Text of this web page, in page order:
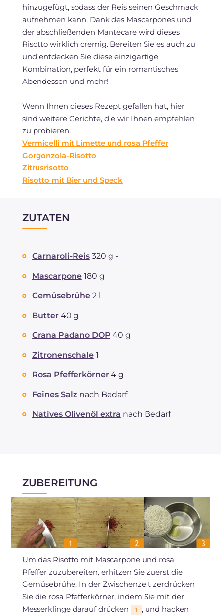
hinzugefügt, sodass der Reis seinen Geschmack
aufnehmen kann. Dank des Mascarpones und
der abschließenden Mantecare wird dieses
Risotto wirklich cremig. Bereiten Sie es auch zu
und entdecken Sie diese einzigartige
Kombination, perfekt für ein romantisches
Abendessen und mehr!
Wenn Ihnen dieses Rezept gefallen hat, hier
sind weitere Gerichte, die wir Ihnen empfehlen
zu probieren:
Vermicelli mit Limette und rosa Pfeffer
Gorgonzola-Risotto
Zitrusrisotto
Risotto mit Bier und Speck
ZUTATEN
Carnaroli-Reis 320 g -
Mascarpone 180 g
Gemüsebrühe 2 l
Butter 40 g
Grana Padano DOP 40 g
Zitronenschale 1
Rosa Pfefferkörner 4 g
Feines Salz nach Bedarf
Natives Olivenöl extra nach Bedarf
ZUBEREITUNG
Um das Risotto mit Mascarpone und rosa
Pfeffer zuzubereiten, erhitzen Sie zuerst die
Gemüsebrühe. In der Zwischenzeit zerdrücken
Sie die rosa Pfefferkörner, indem Sie mit der
Messerklinge darauf drücken
1 , und hacken